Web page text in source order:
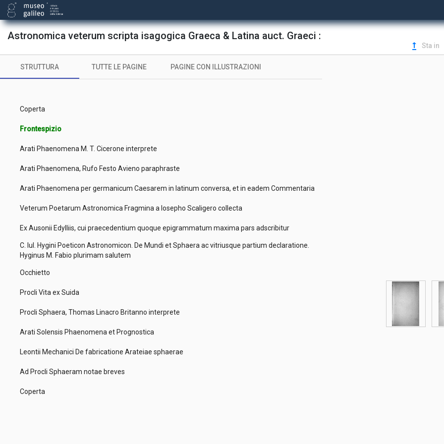
Astronomica veterum scripta isagogica Graeca & Latina auct. Graeci :
upgrade Sta in
STRUTTURA TUTTE LE PAGINE PAGINE CON ILLUSTRAZIONI
Coperta
Frontespizio
Arati Phaenomena M. T. Cicerone interprete
Arati Phaenomena, Rufo Festo Avieno paraphraste
Arati Phaenomena per germanicum Caesarem in latinum conversa, et in eadem Commentaria
Veterum Poetarum Astronomica Fragmina a Iosepho Scaligero collecta
Ex Ausonii Edylliis, cui praecedentium quoque epigrammatum maxima pars adscribitur
C. Iul. Hygini Poeticon Astronomicon. De Mundi et Sphaera ac vitriusque partium declaratione.
Hyginus M. Fabio plurimam salutem
Occhietto
Procli Vita ex Suida
Procli Sphaera, Thomas Linacro Britanno interprete
Arati Solensis Phaenomena et Prognostica
Leontii Mechanici De fabricatione Arateiae sphaerae
Ad Procli Sphaeram notae breves
Coperta